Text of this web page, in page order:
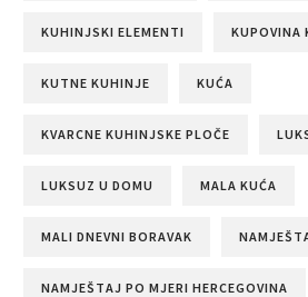
KUHINJSKI ELEMENTI KUPOVINA
KUTNE KUHINJE KUĆA
KVARCNE KUHINJSKE PLOČE
LUKSUZ U DOMU MALA KUĆA
MALI DNEVNI BORAVAK
NAMJEŠTAJ PO MJERI HERCEGOVINA